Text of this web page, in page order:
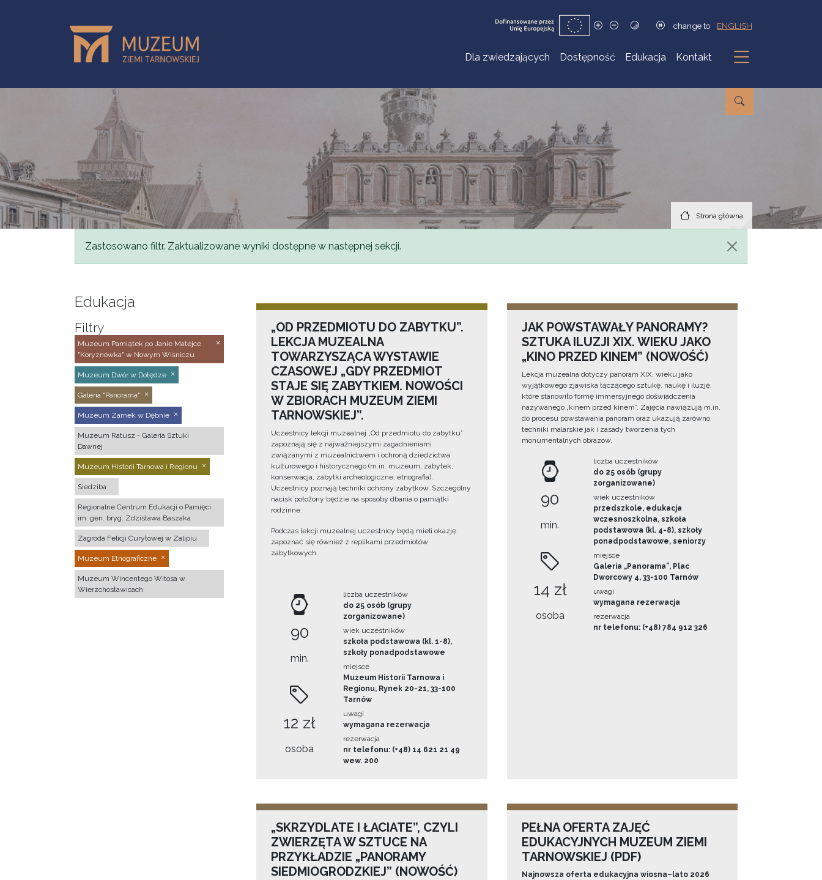
change to ENGLISH
Dla zwiedzających Dostępność Edukacja Kontakt
Podmenu
Strona główna
Komunikat
Zastosowano filtr. Zaktualizowane wyniki dostępne w następnej sekcji.
Edukacja
Filtry
Muzeum Pamiątek po Janie Matejce
"Koryznówka" w Nowym Wiśniczu
Muzeum Dwór w Dołędze
Galeria "Panorama"
Muzeum Zamek w Dębnie
Muzeum Ratusz - Galeria Sztuki
Dawnej
Muzeum Historii Tarnowa i Regionu
Siedziba
Regionalne Centrum Edukacji o Pamięci
im. gen. bryg. Zdzisława Baszaka
Zagroda Felicji Curyłowej w Zalipiu
Muzeum Etnograficzne
Muzeum Wincentego Witosa w
Wierzchosławicach
„OD PRZEDMIOTU DO ZABYTKU”.
LEKCJA MUZEALNA
TOWARZYSZĄCA WYSTAWIE
CZASOWEJ „GDY PRZEDMIOT
STAJE SIĘ ZABYTKIEM. NOWOŚCI
W ZBIORACH MUZEUM ZIEMI
TARNOWSKIEJ”.
Uczestnicy lekcji muzealnej „Od przedmiotu do zabytku”
zapoznają się z najważniejszymi zagadnieniami
związanymi z muzealnictwem i ochroną dziedzictwa
kulturowego i historycznego (m.in. muzeum, zabytek,
konserwacja, zabytki archeologiczne, etnografia).
Uczestnicy poznają techniki ochrony zabytków. Szczególny
nacisk położony będzie na sposoby dbania o pamiątki
rodzinne.
Podczas lekcji muzealnej uczestnicy będą mieli okazję
zapoznać się również z replikami przedmiotów
zabytkowych.
90
min.
12 zł
osoba
liczba uczestników
do 25 osób (grupy
zorganizowane)
wiek uczestników
szkoła podstawowa (kl. 1-8),
szkoły ponadpodstawowe
miejsce
Muzeum Historii Tarnowa i
Regionu, Rynek 20-21, 33-100
Tarnów
uwagi
wymagana rezerwacja
rezerwacja
nr telefonu: (+48) 14 621 21 49
wew. 200
JAK POWSTAWAŁY PANORAMY?
SZTUKA ILUZJI XIX. WIEKU JAKO
„KINO PRZED KINEM” (NOWOŚĆ)
Lekcja muzealna dotyczy panoram XIX. wieku jako
wyjątkowego zjawiska łączącego sztukę, naukę i iluzję,
które stanowiło formę immersyjnego doświadczenia
nazywanego „kinem przed kinem”. Zajęcia nawiązują m.in.
do procesu powstawania panoram oraz ukazują zarówno
techniki malarskie jak i zasady tworzenia tych
monumentalnych obrazów.
90
min.
14 zł
osoba
liczba uczestników
do 25 osób (grupy
zorganizowane)
wiek uczestników
przedszkole, edukacja
wczesnoszkolna, szkoła
podstawowa (kl. 4-8), szkoły
ponadpodstawowe, seniorzy
miejsce
Galeria „Panorama”, Plac
Dworcowy 4, 33-100 Tarnów
uwagi
wymagana rezerwacja
rezerwacja
nr telefonu: (+48) 784 912 326
„SKRZYDLATE I ŁACIATE”, CZYLI
ZWIERZĘTA W SZTUCE NA
PRZYKŁADZIE „PANORAMY
SIEDMIOGRODZKIEJ” (NOWOŚĆ)
PEŁNA OFERTA ZAJĘĆ
EDUKACYJNYCH MUZEUM ZIEMI
TARNOWSKIEJ (PDF)
Najnowsza oferta edukacyjna wiosna–lato 2026